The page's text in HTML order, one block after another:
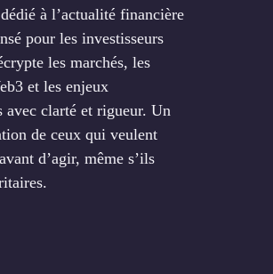
à l’actualité financière
pour les investisseurs
les marchés, les
et les enjeux
avec clarté et rigueur. Un
de ceux qui veulent
d’agir, même s’ils